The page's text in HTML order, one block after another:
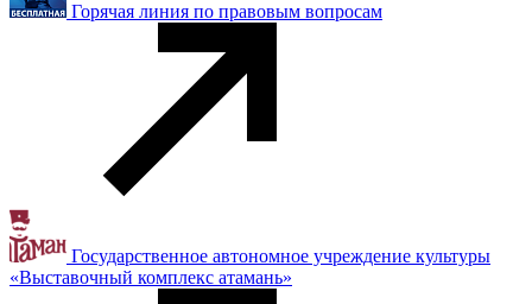
Горячая линия по правовым вопросам
Государственное автономное учреждение культуры
«Выставочный комплекс атамань»